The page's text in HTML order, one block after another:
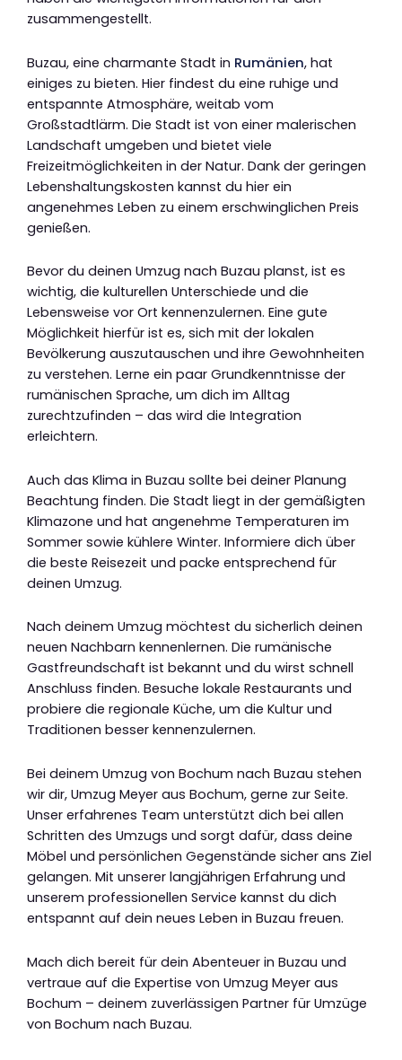
zusammengestellt.
Buzau, eine charmante Stadt in Rumänien, hat
einiges zu bieten. Hier findest du eine ruhige und
entspannte Atmosphäre, weitab vom
Großstadtlärm. Die Stadt ist von einer malerischen
Landschaft umgeben und bietet viele
Freizeitmöglichkeiten in der Natur. Dank der geringen
Lebenshaltungskosten kannst du hier ein
angenehmes Leben zu einem erschwinglichen Preis
genießen.
Bevor du deinen Umzug nach Buzau planst, ist es
wichtig, die kulturellen Unterschiede und die
Lebensweise vor Ort kennenzulernen. Eine gute
Möglichkeit hierfür ist es, sich mit der lokalen
Bevölkerung auszutauschen und ihre Gewohnheiten
zu verstehen. Lerne ein paar Grundkenntnisse der
rumänischen Sprache, um dich im Alltag
zurechtzufinden – das wird die Integration
erleichtern.
Auch das Klima in Buzau sollte bei deiner Planung
Beachtung finden. Die Stadt liegt in der gemäßigten
Klimazone und hat angenehme Temperaturen im
Sommer sowie kühlere Winter. Informiere dich über
die beste Reisezeit und packe entsprechend für
deinen Umzug.
Nach deinem Umzug möchtest du sicherlich deinen
neuen Nachbarn kennenlernen. Die rumänische
Gastfreundschaft ist bekannt und du wirst schnell
Anschluss finden. Besuche lokale Restaurants und
probiere die regionale Küche, um die Kultur und
Traditionen besser kennenzulernen.
Bei deinem Umzug von Bochum nach Buzau stehen
wir dir, Umzug Meyer aus Bochum, gerne zur Seite.
Unser erfahrenes Team unterstützt dich bei allen
Schritten des Umzugs und sorgt dafür, dass deine
Möbel und persönlichen Gegenstände sicher ans Ziel
gelangen. Mit unserer langjährigen Erfahrung und
unserem professionellen Service kannst du dich
entspannt auf dein neues Leben in Buzau freuen.
Mach dich bereit für dein Abenteuer in Buzau und
vertraue auf die Expertise von Umzug Meyer aus
Bochum – deinem zuverlässigen Partner für Umzüge
von Bochum nach Buzau.